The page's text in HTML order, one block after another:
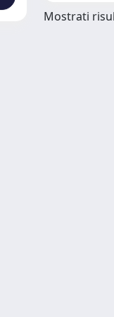
Mostrati